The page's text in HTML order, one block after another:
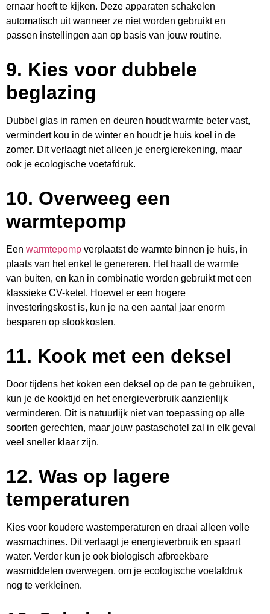
ernaar hoeft te kijken. Deze apparaten schakelen
automatisch uit wanneer ze niet worden gebruikt en
passen instellingen aan op basis van jouw routine.
9. Kies voor dubbele
beglazing
Dubbel glas in ramen en deuren houdt warmte beter vast,
vermindert kou in de winter en houdt je huis koel in de
zomer. Dit verlaagt niet alleen je energierekening, maar
ook je ecologische voetafdruk.
10. Overweeg een
warmtepomp
Een warmtepomp verplaatst de warmte binnen je huis, in
plaats van het enkel te genereren. Het haalt de warmte
van buiten, en kan in combinatie worden gebruikt met een
klassieke CV-ketel. Hoewel er een hogere
investeringskost is, kun je na een aantal jaar enorm
besparen op stookkosten.
11. Kook met een deksel
Door tijdens het koken een deksel op de pan te gebruiken,
kun je de kooktijd en het energieverbruik aanzienlijk
verminderen. Dit is natuurlijk niet van toepassing op alle
soorten gerechten, maar jouw pastaschotel zal in elk geval
veel sneller klaar zijn.
12. Was op lagere
temperaturen
Kies voor koudere wastemperaturen en draai alleen volle
wasmachines. Dit verlaagt je energieverbruik en spaart
water. Verder kun je ook biologisch afbreekbare
wasmiddelen overwegen, om je ecologische voetafdruk
nog te verkleinen.